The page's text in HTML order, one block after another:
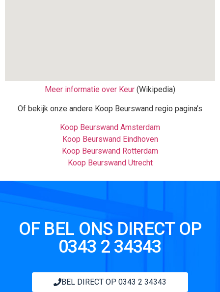
Meer informatie over Keur (Wikipedia)
Of bekijk onze andere Koop Beurswand regio pagina’s
Koop Beurswand Amsterdam
Koop Beurswand Eindhoven
Koop Beurswand Rotterdam
Koop Beurswand Utrecht
OF BEL ONS DIRECT OP
0343 2 34343
BEL DIRECT OP 0343 2 34343